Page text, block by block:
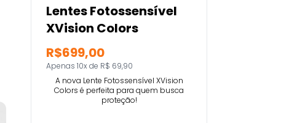
Lentes Fotossensível
XVision Colors
R$699,00
Apenas 10x de R$ 69,90
A nova Lente Fotossensível XVision
Colors é perfeita para quem busca
proteção!